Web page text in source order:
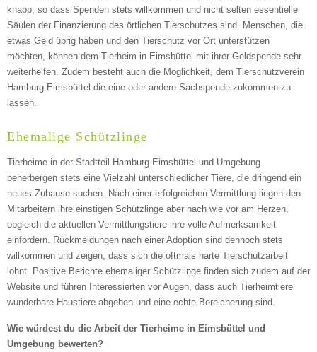
knapp, so dass Spenden stets willkommen und nicht selten essentielle
Säulen der Finanzierung des örtlichen Tierschutzes sind. Menschen, die
etwas Geld übrig haben und den Tierschutz vor Ort unterstützen
möchten, können dem Tierheim in Eimsbüttel mit ihrer Geldspende sehr
weiterhelfen. Zudem besteht auch die Möglichkeit, dem Tierschutzverein
Hamburg Eimsbüttel die eine oder andere Sachspende zukommen zu
lassen.
Ehemalige Schützlinge
Tierheime in der Stadtteil Hamburg Eimsbüttel und Umgebung
beherbergen stets eine Vielzahl unterschiedlicher Tiere, die dringend ein
neues Zuhause suchen. Nach einer erfolgreichen Vermittlung liegen den
Mitarbeitern ihre einstigen Schützlinge aber nach wie vor am Herzen,
obgleich die aktuellen Vermittlungstiere ihre volle Aufmerksamkeit
einfordern. Rückmeldungen nach einer Adoption sind dennoch stets
willkommen und zeigen, dass sich die oftmals harte Tierschutzarbeit
lohnt. Positive Berichte ehemaliger Schützlinge finden sich zudem auf der
Website und führen Interessierten vor Augen, dass auch Tierheimtiere
wunderbare Haustiere abgeben und eine echte Bereicherung sind.
Wie würdest du die Arbeit der Tierheime in Eimsbüttel und
Umgebung bewerten?